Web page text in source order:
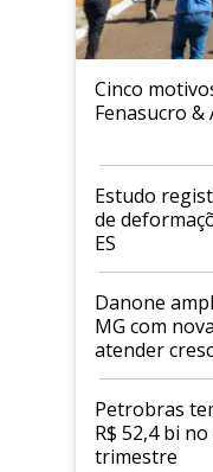
Cinco
Fenasucro &
Estudo
de
ES
Danone
MG com
atender
mercado de
proteicos
Petrobras
R$ 52,4 bi
trimestre